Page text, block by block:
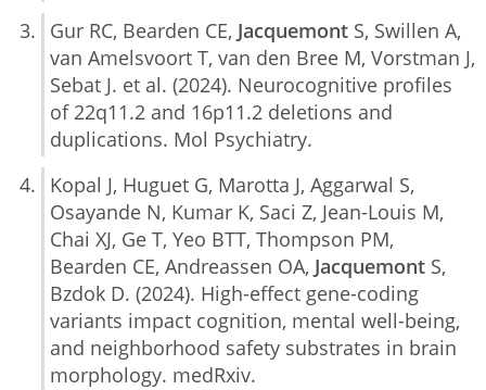
Gur RC, Bearden CE, Jacquemont S, Swillen A,
van Amelsvoort T, van den Bree M, Vorstman J,
Sebat J. et al. (2024). Neurocognitive profiles
of 22q11.2 and 16p11.2 deletions and
duplications. Mol Psychiatry.
Kopal J, Huguet G, Marotta J, Aggarwal S,
Osayande N, Kumar K, Saci Z, Jean-Louis M,
Chai XJ, Ge T, Yeo BTT, Thompson PM,
Bearden CE, Andreassen OA, Jacquemont S,
Bzdok D. (2024). High-effect gene-coding
variants impact cognition, mental well-being,
and neighborhood safety substrates in brain
morphology. medRxiv.